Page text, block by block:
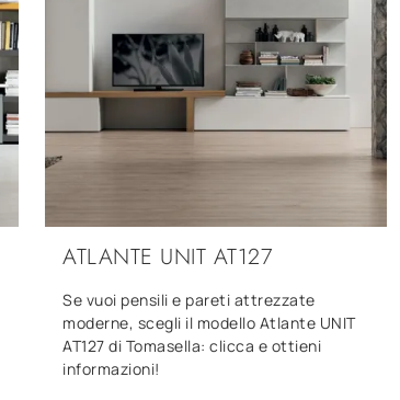
ATLANTE UNIT AT127
Se vuoi pensili e pareti attrezzate
moderne, scegli il modello Atlante UNIT
AT127 di Tomasella: clicca e ottieni
informazioni!